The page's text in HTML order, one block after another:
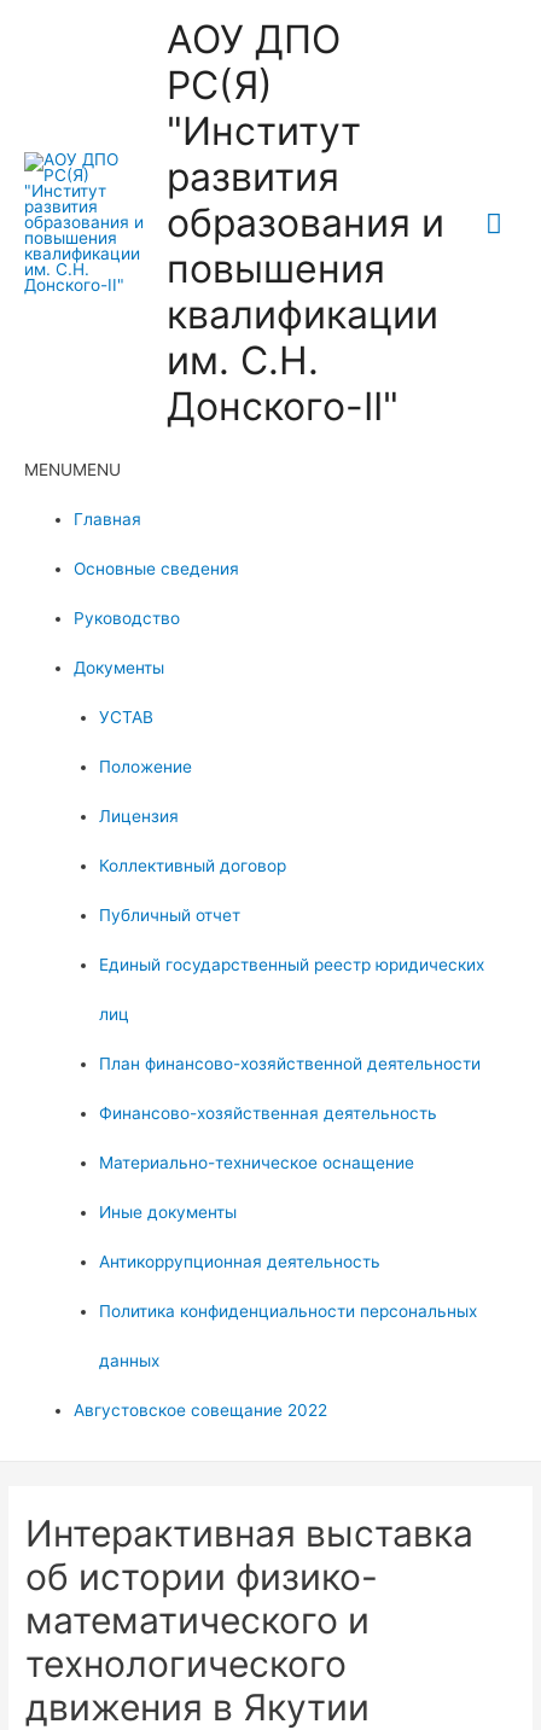
АОУ ДПО
РС(Я)
"Институт
развития
образования и
повышения
квалификации
им. С.Н.
Донского-II"
MENUMENU
Главная
Основные сведения
Руководство
Документы
УСТАВ
Положение
Лицензия
Коллективный договор
Публичный отчет
Единый государственный реестр юридических
лиц
План финансово-хозяйственной деятельности
Финансово-хозяйственная деятельность
Материально-техническое оснащение
Иные документы
Антикоррупционная деятельность
Политика конфиденциальности персональных
данных
Августовское совещание 2022
Интерактивная выставка
об истории физико-
математического и
технологического
движения в Якутии